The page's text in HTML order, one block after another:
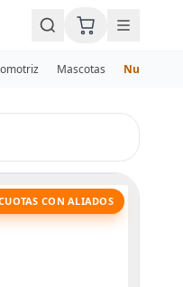
Mascotas Nuevos
CON ALIADOS